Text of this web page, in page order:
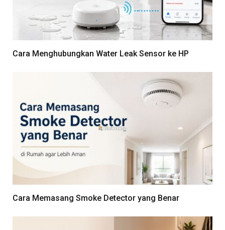
Cara Menghubungkan Water Leak Sensor ke HP
Cara Memasang Smoke Detector yang Benar